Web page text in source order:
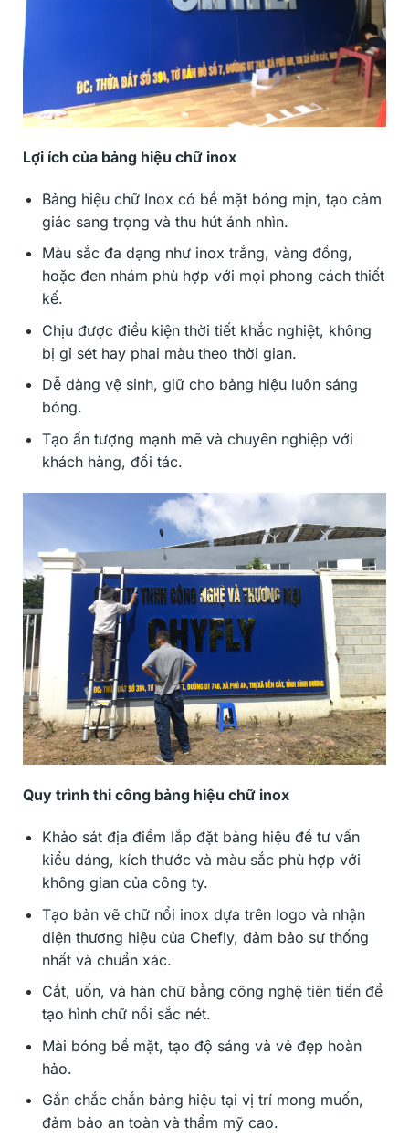
Lợi ích của bảng hiệu chữ inox
Bảng hiệu chữ Inox có bề mặt bóng mịn, tạo cảm
giác sang trọng và thu hút ánh nhìn.
Màu sắc đa dạng như inox trắng, vàng đồng,
hoặc đen nhám phù hợp với mọi phong cách thiết
kế.
Chịu được điều kiện thời tiết khắc nghiệt, không
bị gỉ sét hay phai màu theo thời gian.
Dễ dàng vệ sinh, giữ cho bảng hiệu luôn sáng
bóng.
Tạo ấn tượng mạnh mẽ và chuyên nghiệp với
khách hàng, đối tác.
Quy trình thi công bảng hiệu chữ inox
Khảo sát địa điểm lắp đặt bảng hiệu để tư vấn
kiểu dáng, kích thước và màu sắc phù hợp với
không gian của công ty.
Tạo bản vẽ chữ nổi inox dựa trên logo và nhận
diện thương hiệu của Chefly, đảm bảo sự thống
nhất và chuẩn xác.
Cắt, uốn, và hàn chữ bằng công nghệ tiên tiến để
tạo hình chữ nổi sắc nét.
Mài bóng bề mặt, tạo độ sáng và vẻ đẹp hoàn
hảo.
Gắn chắc chắn bảng hiệu tại vị trí mong muốn,
đảm bảo an toàn và thẩm mỹ cao.